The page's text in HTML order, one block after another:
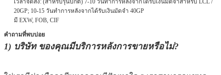
20GP; 10-15 วันทำการหลังจากได้รับเงินมัดจำ 40GP
มี EXW, FOB, CIF
คำถามที่พบบ่อย
1) บริษัท ของคุณมีบริการหลังการขายหรือไม่?